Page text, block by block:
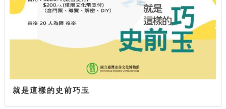
就是這樣的史前巧玉